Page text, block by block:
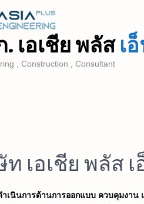
เอเชีย พลัสเ
, Construction , Consultant
เอเชีย พลัส
เนินการด้านการออกแบบ ควบคุมงาน